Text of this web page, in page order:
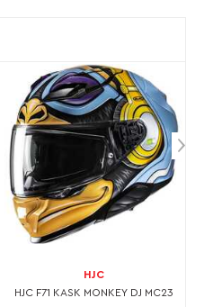
HJC
HJC F71 KASK MONKEY DJ MC23